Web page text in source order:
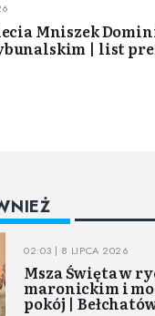
Mniszek
| list
02:03 | 8 LIPCA 2026
Msza Święta w
maronickim i
pokój |